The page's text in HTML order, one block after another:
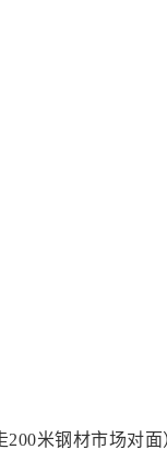
米钢材市场对面